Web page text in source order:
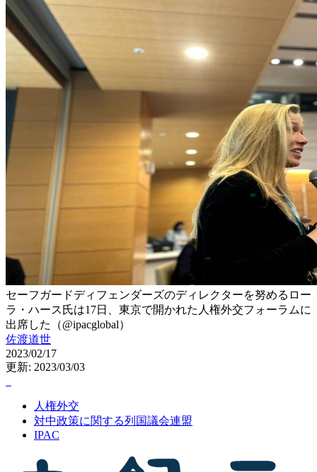
セーフガードディフェンダーズのディレクターを努めるロー
ラ・ハース氏は17日、東京で開かれた人権外交フォーラムに
出席した（@ipacglobal）
佐渡道世
2023/02/17
更新: 2023/03/03
人権外交
対中政策に関する列国議会連盟
IPAC